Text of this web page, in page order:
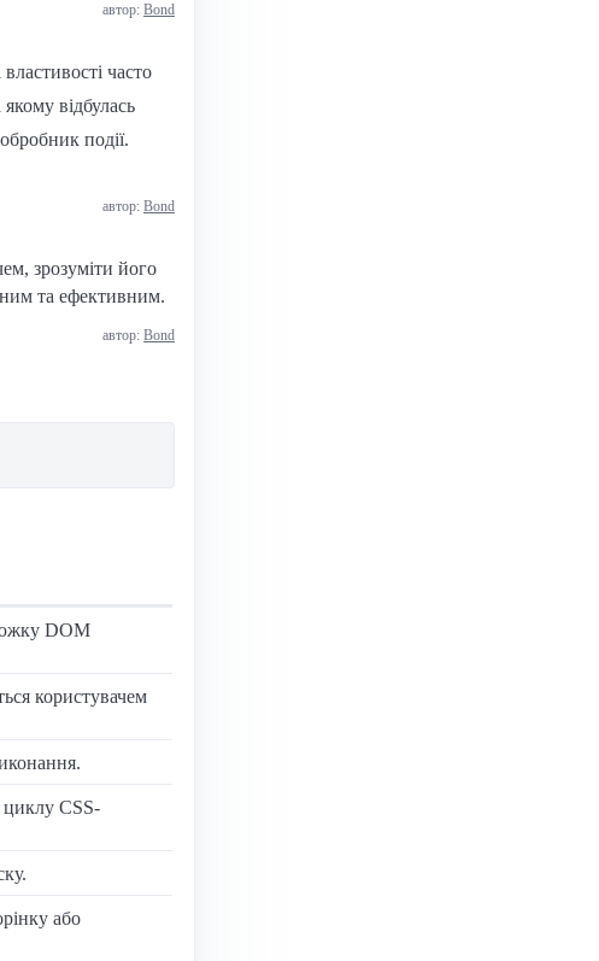
автор: Bond
властивості часто
відбулась
події.
автор: Bond
зрозуміти його
та ефективним.
автор: Bond
DOM
користувачем
циклу CSS-
або